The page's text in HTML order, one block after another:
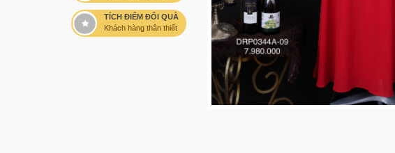
TÍCH ĐIỂM ĐỔI QUÀ
Khách hàng thân thiết